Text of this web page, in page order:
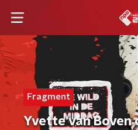
Fragment
Yvette van Boven